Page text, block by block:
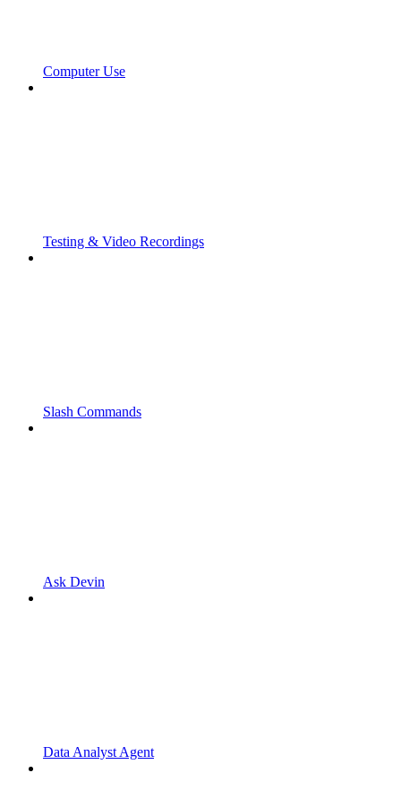
Computer Use
Testing & Video Recordings
Slash Commands
Ask Devin
Data Analyst Agent